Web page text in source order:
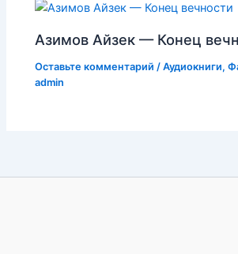
Азимов Айзек — Конец
Оставьте комментарий /Аудиокниги,
admin